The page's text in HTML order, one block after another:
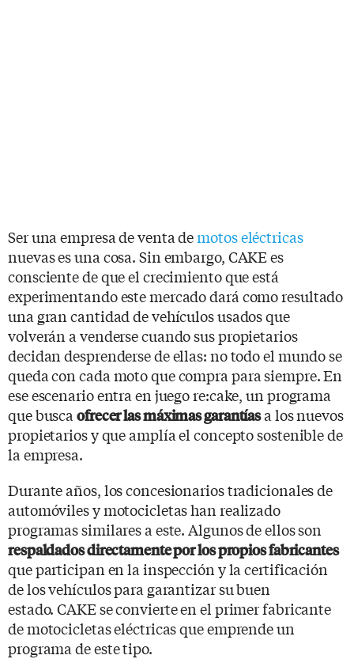
Ser una empresa de venta demotos eléctricas
nuevas es una cosa. Sin embargo, CAKE es
consciente de que el crecimiento que está
experimentando este mercado dará como resultado
una gran cantidad de vehículos usados que
volverán a venderse cuando sus propietarios
decidan desprenderse de ellas: no todo el mundo se
queda con cada moto que compra para siempre. En
ese escenario entra en juego re:cake, un programa
que buscaofrecer las máximas garantíasa los nuevos
propietarios y que amplía el concepto sostenible de
la empresa.
Durante años, los concesionarios tradicionales de
automóviles y motocicletas han realizado
programas similares a este. Algunos de ellos son
respaldados directamente por los propios fabricantes
que participan en la inspección y la certificación
de los vehículos para garantizar su buen
estado. CAKE se convierte en el primer fabricante
de motocicletas eléctricas que emprende un
programa de este tipo.